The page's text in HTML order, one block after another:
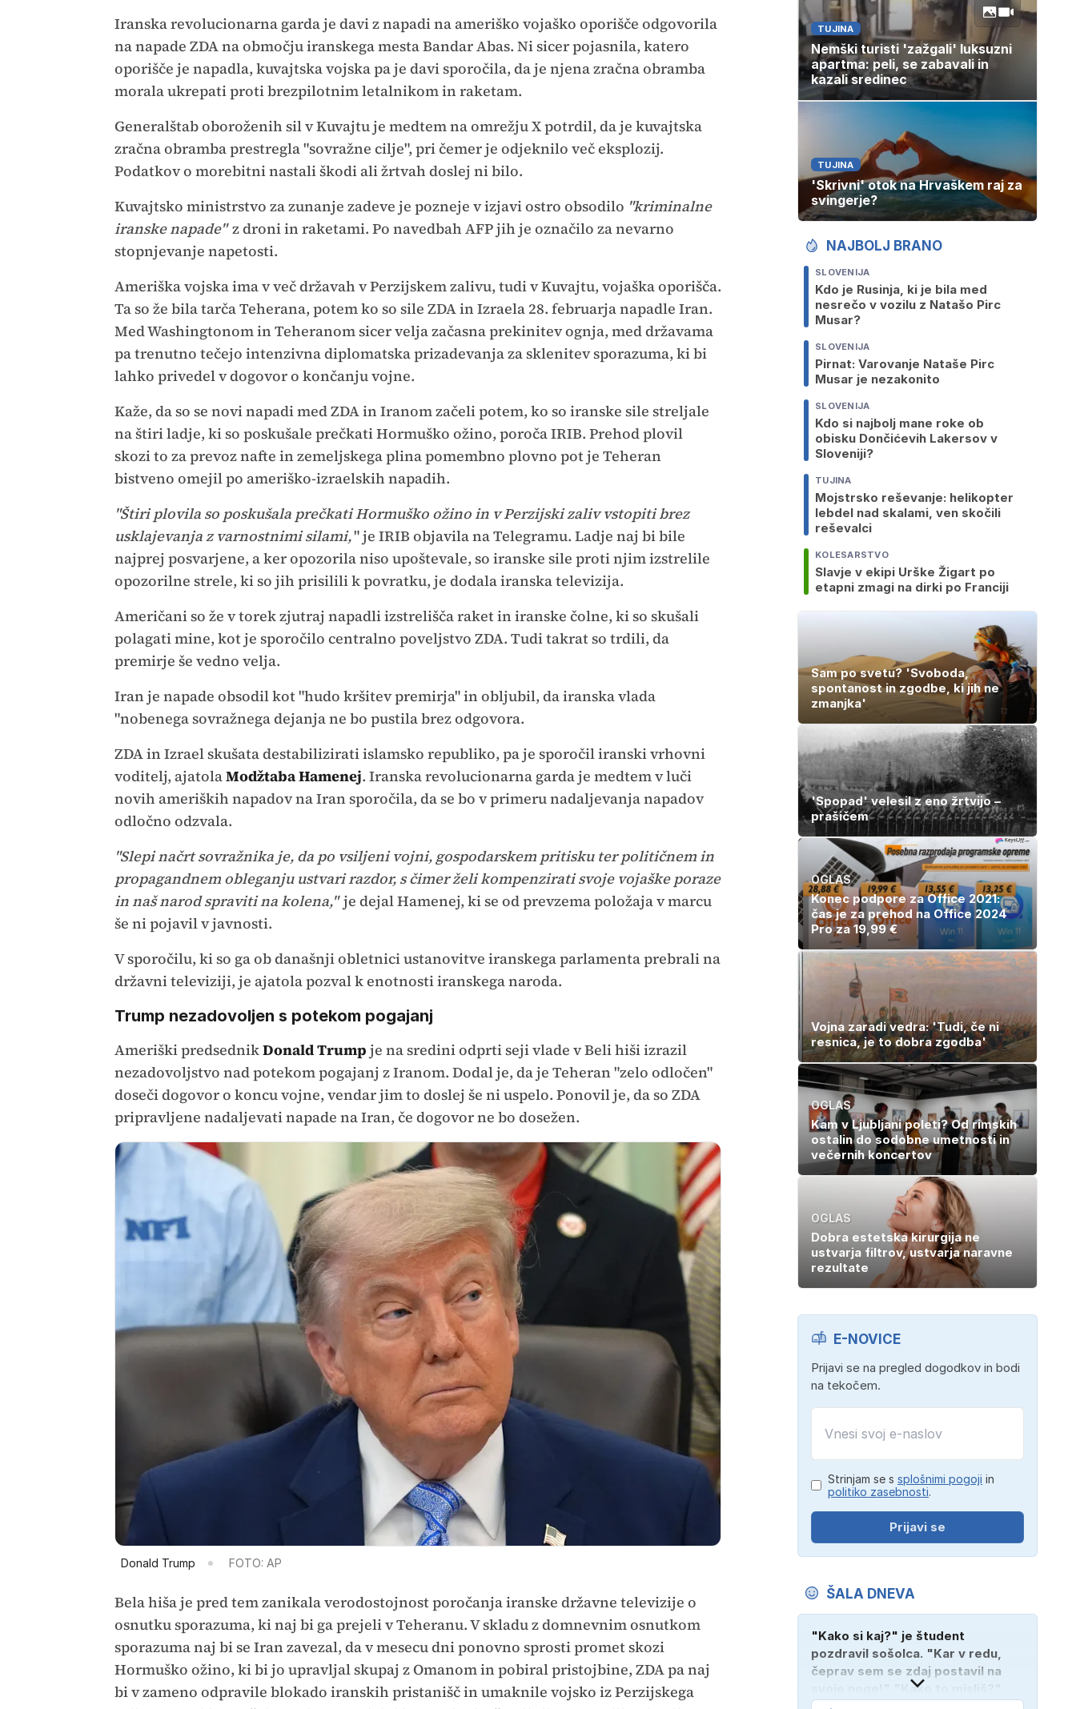
Iranska revolucionarna garda je davi z napadi na ameriško vojaško oporišče odgovorila
na napade ZDA na območju iranskega mesta Bandar Abas. Ni sicer pojasnila, katero
oporišče je napadla, kuvajtska vojska pa je davi sporočila, da je njena zračna obramba
morala ukrepati proti brezpilotnim letalnikom in raketam.
Generalštab oboroženih sil v Kuvajtu je medtem na omrežju X potrdil, da je kuvajtska
zračna obramba prestregla "sovražne cilje", pri čemer je odjeknilo več eksplozij.
Podatkov o morebitni nastali škodi ali žrtvah doslej ni bilo.
Kuvajtsko ministrstvo za zunanje zadeve je pozneje v izjavi ostro obsodilo "kriminalne
iranske napade"z droni in raketami. Po navedbah AFP jih je označilo za nevarno
stopnjevanje napetosti.
Ameriška vojska ima v več državah v Perzijskem zalivu, tudi v Kuvajtu, vojaška oporišča.
Ta so že bila tarča Teherana, potem ko so sile ZDA in Izraela 28. februarja napadle Iran.
Med Washingtonom in Teheranom sicer velja začasna prekinitev ognja, med državama
pa trenutno tečejo intenzivna diplomatska prizadevanja za sklenitev sporazuma, ki bi
lahko privedel v dogovor o končanju vojne.
Kaže, da so se novi napadi med ZDA in Iranom začeli potem, ko so iranske sile streljale
na štiri ladje, ki so poskušale prečkati Hormuško ožino, poroča IRIB. Prehod plovil
skozi to za prevoz nafte in zemeljskega plina pomembno plovno pot je Teheran
bistveno omejil po ameriško-izraelskih napadih.
"Štiri plovila so poskušala prečkati Hormuško ožino in v Perzijski zaliv vstopiti brez
usklajevanja z varnostnimi silami," je IRIB objavila na Telegramu. Ladje naj bi bile
najprej posvarjene, a ker opozorila niso upoštevale, so iranske sile proti njim izstrelile
opozorilne strele, ki so jih prisilili k povratku, je dodala iranska televizija.
Američani so že v torek zjutraj napadli izstrelišča raket in iranske čolne, ki so skušali
polagati mine, kot je sporočilo centralno poveljstvo ZDA. Tudi takrat so trdili, da
premirje še vedno velja.
Iran je napade obsodil kot "hudo kršitev premirja" in obljubil, da iranska vlada
"nobenega sovražnega dejanja ne bo pustila brez odgovora.
ZDA in Izrael skušata destabilizirati islamsko republiko, pa je sporočil iranski vrhovni
voditelj, ajatolaModžtaba Hamenej. Iranska revolucionarna garda je medtem v luči
novih ameriških napadov na Iran sporočila, da se bo v primeru nadaljevanja napadov
odločno odzvala.
"Slepi načrt sovražnika je, da po vsiljeni vojni, gospodarskem pritisku ter političnem in
propagandnem obleganju ustvari razdor, s čimer želi kompenzirati svoje vojaške poraze
in naš narod spraviti na kolena,"je dejal Hamenej, ki se od prevzema položaja v marcu
še ni pojavil v javnosti.
V sporočilu, ki so ga ob današnji obletnici ustanovitve iranskega parlamenta prebrali na
državni televiziji, je ajatola pozval k enotnosti iranskega naroda.
Trump nezadovoljen s potekom pogajanj
Ameriški predsednikDonald Trump je na sredini odprti seji vlade v Beli hiši izrazil
nezadovoljstvo nad potekom pogajanj z Iranom. Dodal je, da je Teheran "zelo odločen"
doseči dogovor o koncu vojne, vendar jim to doslej še ni uspelo. Ponovil je, da so ZDA
pripravljene nadaljevati napade na Iran, če dogovor ne bo dosežen.
Donald Trump FOTO: AP
Bela hiša je pred tem zanikala verodostojnost poročanja iranske državne televizije o
osnutku sporazuma, ki naj bi ga prejeli v Teheranu. V skladu z domnevnim osnutkom
sporazuma naj bi se Iran zavezal, da v mesecu dni ponovno sprosti promet skozi
Hormuško ožino, ki bi jo upravljal skupaj z Omanom in pobiral pristojbine, ZDA pa naj
bi v zameno odpravile blokado iranskih pristanišč in umaknile vojsko iz Perzijskega
TUJINA
Nemški turisti 'zažgali' luksuzni
apartma: peli, se zabavali in
kazali sredinec
TUJINA
'Skrivni' otok na Hrvaškem raj za
svingerje?
NAJBOLJ BRANO
SLOVENIJA
Kdo je Rusinja, ki je bila med
nesrečo v vozilu z Natašo Pirc
Musar?
SLOVENIJA
Pirnat: Varovanje Nataše Pirc
Musar je nezakonito
SLOVENIJA
Kdo si najbolj mane roke ob
obisku Dončićevih Lakersov v
Sloveniji?
TUJINA
Mojstrsko reševanje: helikopter
lebdel nad skalami, ven skočili
reševalci
KOLESARSTVO
Slavje v ekipi Urške Žigart po
etapni zmagi na dirki po Franciji
Sam po svetu? 'Svoboda,
spontanost in zgodbe, ki jih ne
zmanjka'
'Spopad' velesil z eno žrtvijo –
prašičem
OGLAS
Konec podpore za Office 2021:
čas je za prehod na Office 2024
Pro za 19,99 €
Vojna zaradi vedra: 'Tudi, če ni
resnica, je to dobra zgodba'
OGLAS
Kam v Ljubljani poleti? Od rimskih
ostalin do sodobne umetnosti in
večernih koncertov
OGLAS
Dobra estetska kirurgija ne
ustvarja filtrov, ustvarja naravne
rezultate
E-NOVICE
Prijavi se na pregled dogodkov in bodi
na tekočem.
Strinjam se s splošnimi pogoji in
politiko zasebnosti.
Prijavi se
ŠALA DNEVA
"Kako si kaj?" je študent
pozdravil sošolca. "Kar v redu,
čeprav sem se zdaj postavil na
svoje noge!" "Kako to misliš?"